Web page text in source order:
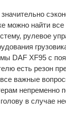
можно найти все
рулевое
DAF XF95 с
есть резон
важные
непременно
в случае